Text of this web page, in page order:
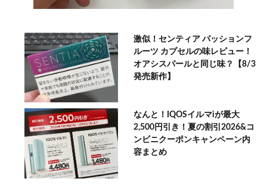
激似！センティア パッションフ
ルーツ カプセルの味レビュー！
オアシスパールと同じ味？【8/3
発売新作】
なんと！IQOSイルマiが最大
2,500円引き！夏の割引2026&コ
ンビニクーポンキャンペーン内
容まとめ